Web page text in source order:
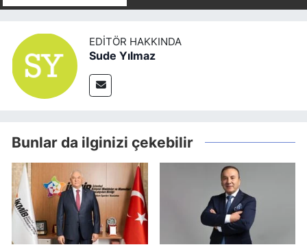
EDITÖR HAKKINDA
Sude Yılmaz
Bunlar da ilginizi çekebilir